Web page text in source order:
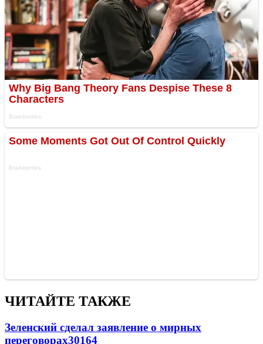
ЧИТАЙТЕ ТАКЖЕ
Зеленский сделал заявление о мирных
переговорах30164